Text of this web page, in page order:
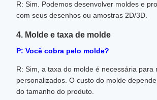
R: Sim. Podemos desenvolver moldes e
com seus desenhos ou amostras 2D/3D.
4. Molde e taxa de molde
P: Você cobra pelo molde?
R: Sim, a taxa do molde é necessária para
personalizados. O custo do molde
do tamanho do produto.